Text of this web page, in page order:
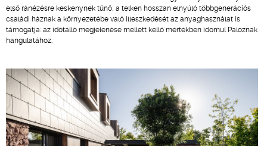
első ránézésre keskenynek tűnő, a telken hosszan elnyúló többgenerációs
családi háznak a környezetébe való illeszkedését az anyaghasználat is
támogatja: az időtálló megjelenése mellett kellő mértékben idomul Paloznak
hangulatához.